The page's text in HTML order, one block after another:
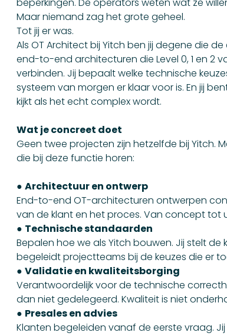
beperkingen. De operators weten wat ze
Maar niemand zag het grote geheel.
Tot jij er was.
Als OT Architect bij Yitch ben jij degene die
end-to-end architecturen die Level 0, 1 en 2
verbinden. Jij bepaalt welke technische
systeem van morgen er klaar voor is. En jij
kijkt als het echt complex wordt.
Wat je concreet doet
Geen twee projecten zijn hetzelfde bij Yitch.
die bij deze functie horen:
● Architectuur en ontwerp
End-to-end OT-architecturen ontwerpen
van de klant en het proces. Van concept tot
● Technische standaarden
Bepalen hoe we als Yitch bouwen. Jij stelt
begeleidt projectteams bij de keuzes die er
● Validatie en kwaliteitsborging
Verantwoordelijk voor de technische
dan niet gedelegeerd. Kwaliteit is niet
● Presales en advies
Klanten begeleiden vanaf de eerste vraag.